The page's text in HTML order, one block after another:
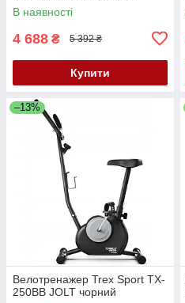
В наявності
4 688 ₴ 5 392 ₴
Купити
–13%
Велотренажер Trex Sport TX-
250BB JOLT чорний